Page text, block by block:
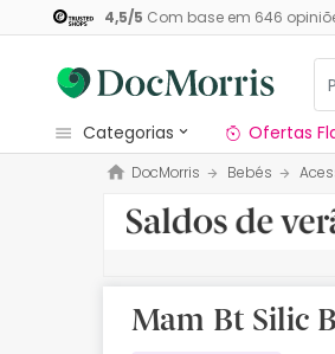
4,5/5 Com base em 646
categorias
Dermocosmetica
Nossa marca
Medicamentos
Ofertas
DocMorris Bebés
Mam Bt Silic